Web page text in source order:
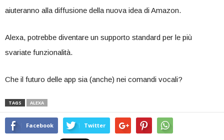
aiuteranno alla diffusione della nuova idea di Amazon.
Alexa, potrebbe diventare un supporto standard per le più
svariate funzionalità.
Che il futuro delle app sia (anche) nei comandi vocali?
TAGS ALEXA
Facebook Twitter